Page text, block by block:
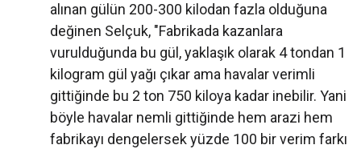
alınan gülün 200-300 kilodan fazla olduğuna
değinen Selçuk, "Fabrikada kazanlara
vurulduğunda bu gül, yaklaşık olarak 4 tondan 1
kilogram gül yağı çıkar ama havalar verimli
gittiğinde bu 2 ton 750 kiloya kadar inebilir. Yani
böyle havalar nemli gittiğinde hem arazi hem
fabrikayı dengelersek yüzde 100 bir verim farkı